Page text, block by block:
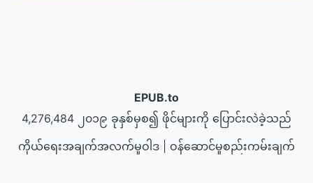
EPUB.to
4,276,484 ၂၀၁၉ ခုနှစ်မှစ၍ ဖိုင်များကို ပြောင်းလဲခဲ့သည်
ကိုယ်ရေးအချက်အလက်မူဝါဒ
ဝန်ဆောင်မှုစည်းကမ်းချက်